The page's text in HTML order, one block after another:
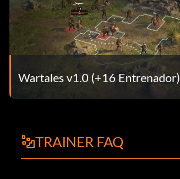
Wartales v1.0 (+16 Entrenador)
TRAINER FAQ